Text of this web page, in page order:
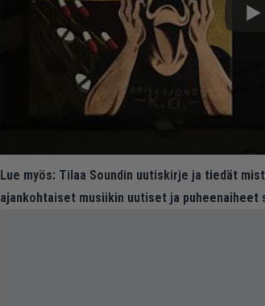
Lue myös: Tilaa Soundin uutiskirje ja tiedät
ajankohtaiset musiikin uutiset ja puheenaiheet